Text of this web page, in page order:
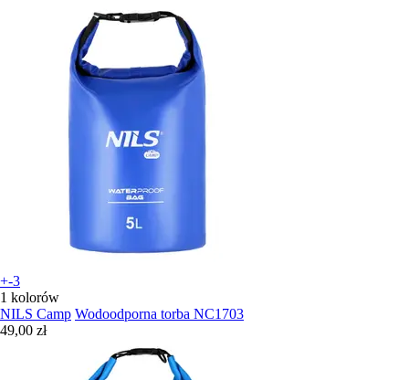
+-3
1 kolorów
NILS Camp Wodoodporna torba NC1703
49,00 zł